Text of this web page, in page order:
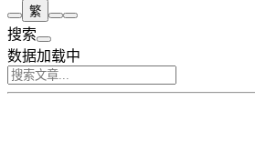
繁
搜索
数据加载中